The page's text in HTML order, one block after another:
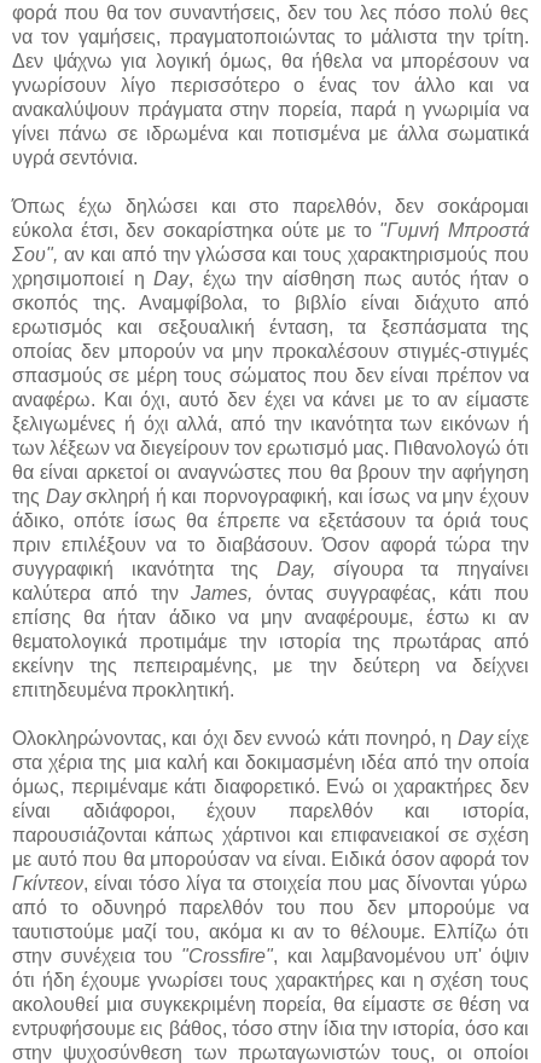
φορά που θα τον συναντήσεις, δεν του λες πόσο πολύ θες
να τον γαμήσεις, πραγματοποιώντας το μάλιστα την τρίτη.
Δεν ψάχνω για λογική όμως, θα ήθελα να μπορέσουν να
γνωρίσουν λίγο περισσότερο ο ένας τον άλλο και να
ανακαλύψουν πράγματα στην πορεία, παρά η γνωριμία να
γίνει πάνω σε ιδρωμένα και ποτισμένα με άλλα σωματικά
υγρά σεντόνια.
Όπως έχω δηλώσει και στο παρελθόν, δεν σοκάρομαι
εύκολα έτσι, δεν σοκαρίστηκα ούτε με το "Γυμνή Μπροστά
Σου", αν και από την γλώσσα και τους χαρακτηρισμούς που
χρησιμοποιεί ηDay, έχω την αίσθηση πως αυτός ήταν ο
σκοπός της. Αναμφίβολα, το βιβλίο είναι διάχυτο από
ερωτισμός και σεξουαλική ένταση, τα ξεσπάσματα της
οποίας δεν μπορούν να μην προκαλέσουν στιγμές-στιγμές
σπασμούς σε μέρη τους σώματος που δεν είναι πρέπον να
αναφέρω. Και όχι, αυτό δεν έχει να κάνει με το αν είμαστε
ξελιγωμένες ή όχι αλλά, από την ικανότητα των εικόνων ή
των λέξεων να διεγείρουν τον ερωτισμό μας. Πιθανολογώ ότι
θα είναι αρκετοί οι αναγνώστες που θα βρουν την αφήγηση
της Dayσκληρή ή και πορνογραφική, και ίσως να μην έχουν
άδικο, οπότε ίσως θα έπρεπε να εξετάσουν τα όριά τους
πριν επιλέξουν να το διαβάσουν. Όσον αφορά τώρα την
συγγραφική ικανότητα της Day, σίγουρα τα πηγαίνει
καλύτερα από τηνJames, όντας συγγραφέας, κάτι που
επίσης θα ήταν άδικο να μην αναφέρουμε, έστω κι αν
θεματολογικά προτιμάμε την ιστορία της πρωτάρας από
εκείνην της πεπειραμένης, με την δεύτερη να δείχνει
επιτηδευμένα προκλητική.
Ολοκληρώνοντας, και όχι δεν εννοώ κάτι πονηρό, η Dayείχε
στα χέρια της μια καλή και δοκιμασμένη ιδέα από την οποία
όμως, περιμέναμε κάτι διαφορετικό. Ενώ οι χαρακτήρες δεν
είναι αδιάφοροι, έχουν παρελθόν και ιστορία,
παρουσιάζονται κάπως χάρτινοι και επιφανειακοί σε σχέση
με αυτό που θα μπορούσαν να είναι. Ειδικά όσον αφορά τον
Γκίντεον, είναι τόσο λίγα τα στοιχεία που μας δίνονται γύρω
από το οδυνηρό παρελθόν του που δεν μπορούμε να
ταυτιστούμε μαζί του, ακόμα κι αν το θέλουμε. Ελπίζω ότι
στην συνέχεια του "Crossfire", και λαμβανομένου υπ' όψιν
ότι ήδη έχουμε γνωρίσει τους χαρακτήρες και η σχέση τους
ακολουθεί μια συγκεκριμένη πορεία, θα είμαστε σε θέση να
εντρυφήσουμε εις βάθος, τόσο στην ίδια την ιστορία, όσο και
στην ψυχοσύνθεση των πρωταγωνιστών τους, οι οποίοι